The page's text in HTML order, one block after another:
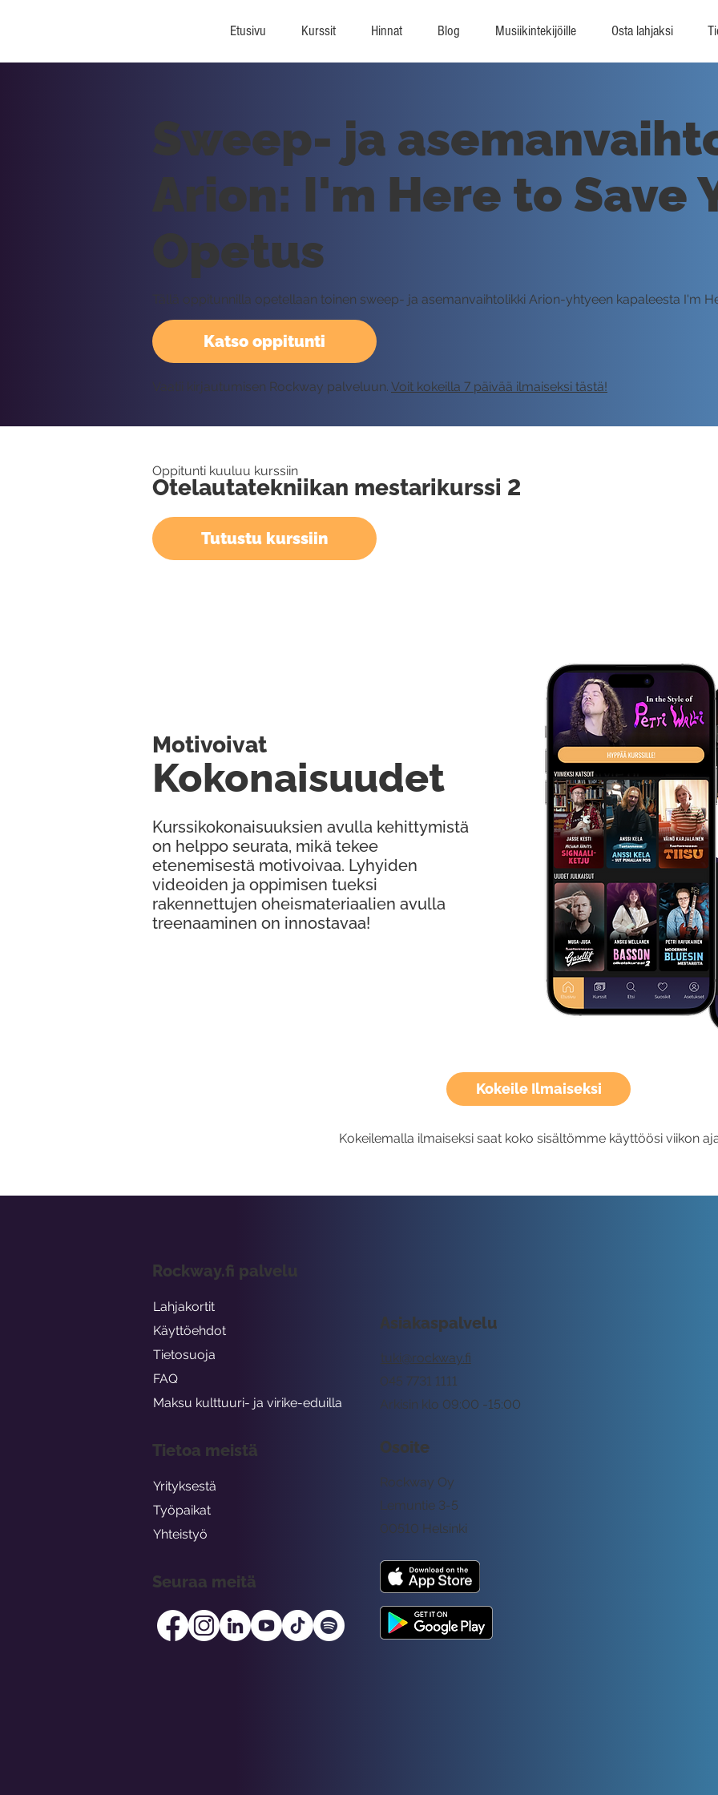
Etusivu Kurssit Hinnat Blog Musiikintekijöille Osta lahjaksi
Kokeile Ilmaiseksi
Kokeilemalla ilmaiseksi saat koko sisältömme käyttöösi viikon
Katso oppitunti
Sweep- ja
Arion: I'm Here to Save
Opetus
Tällä oppitunnilla opetellaan toinen sweep- ja asemanvaihtolikki Arion-yhtyeen kapaleesta I'm
Vaatii kirjautumisen Rockway palveluun. Voit kokeilla 7 päivää ilmaiseksi tästä!
Oppitunti kuuluu kurssiin
Otelautatekniikan mestarikurssi 2
Tutustu kurssiin
Kurssikokonaisuuksien avulla kehittymistä
on helppo seurata, mikä tekee
etenemisestä motivoivaa. Lyhyiden
videoiden ja oppimisen tueksi
rakennettujen oheismateriaalien avulla
treenaaminen on innostavaa!
Kokonaisuudet
Motivoivat
Asiakaspalvelu
tuki@rockway.fi
Arkisin klo 09:00 -15:00
045 7731 1111
Osoite
Rockway Oy
Lemuntie 3-5
00510 Helsinki
Rockway.fi palvelu
Lahjakortit
Käyttöehdot
Tietosuoja
FAQ
Maksu kulttuuri- ja virike-eduilla
Tietoa meistä
Yrityksestä
Työpaikat
Yhteistyö
Seuraa meitä